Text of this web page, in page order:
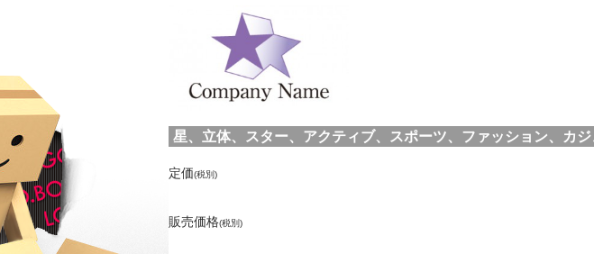
星、立体、スター、アクティブ、スポーツ、ファッション、カ
定価(税別)
販売価格(税別)